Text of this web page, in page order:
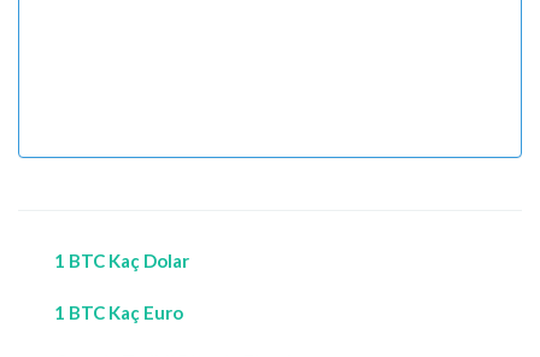
1 BTC Kaç Dolar
1 BTC Kaç Euro